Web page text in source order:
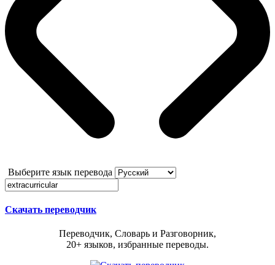
Выберите язык перевода
Скачать переводчик
Переводчик, Словарь и Разговорник,
20+ языков, избранные переводы.